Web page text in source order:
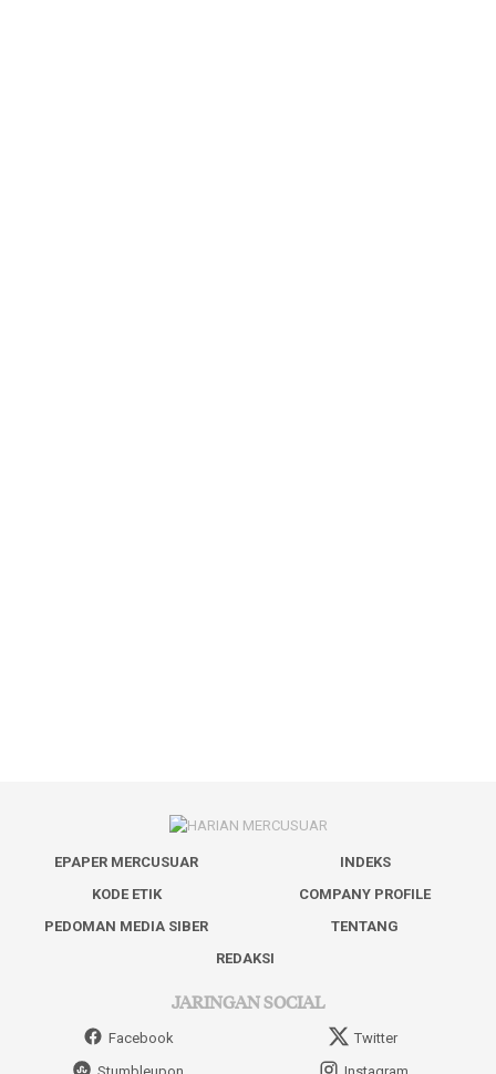
EPAPER MERCUSUAR
INDEKS
KODE ETIK
COMPANY PROFILE
PEDOMAN MEDIA SIBER
TENTANG
REDAKSI
JARINGAN SOCIAL
Facebook
Twitter